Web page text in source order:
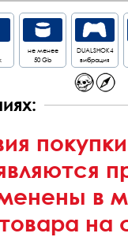
не менее
50 Gb
DUALSHOK4
вибрация
в
на